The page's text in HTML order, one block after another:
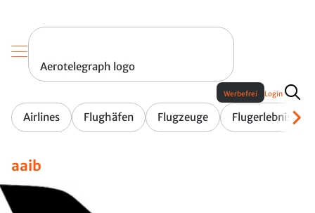
Aerotelegraph logo
Airlines Flughäfen Flugzeuge Flugerlebnis
Werbefrei Login
aaib